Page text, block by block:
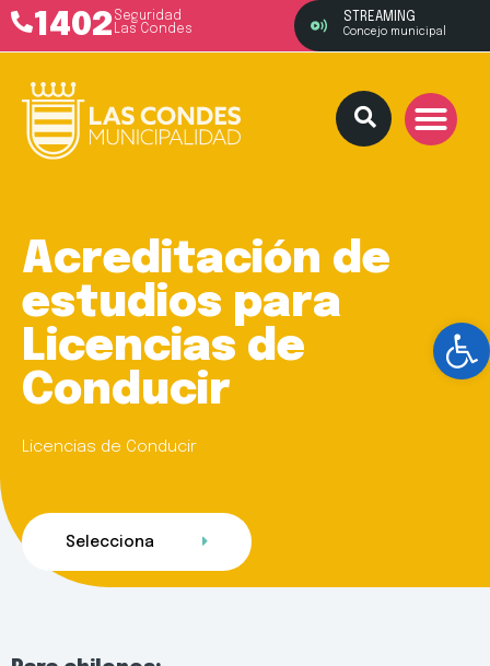
1402 Seguridad
Las Condes
STREAMING
Concejo municipal
Acreditación de
estudios para
Licencias de
Conducir
Licencias de Conducir
Selecciona